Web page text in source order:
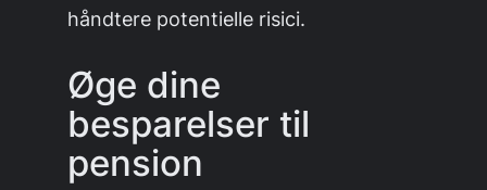
håndtere potentielle risici.
Øge dine
besparelser til
pension